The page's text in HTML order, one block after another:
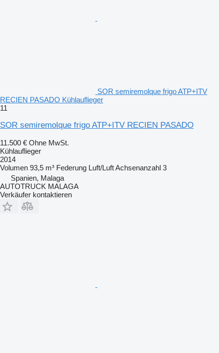
SOR semiremolque frigo ATP+ITV
RECIEN PASADO Kühlauflieger
11
SOR semiremolque frigo ATP+ITV RECIEN PASADO
11.500 € Ohne MwSt.
Kühlauflieger
2014
Volumen 93,5 m³ Federung Luft/LuftAchsenanzahl 3
Spanien, Malaga
AUTOTRUCK MALAGA
Verkäufer kontaktieren